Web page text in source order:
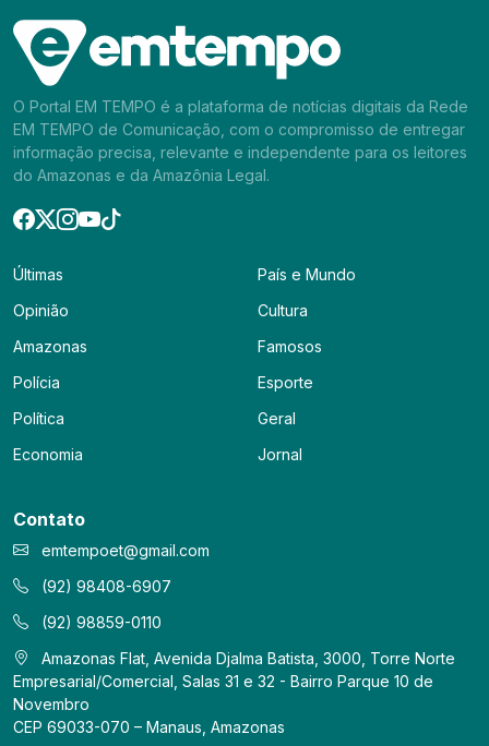
O Portal EM TEMPO é a plataforma de notícias digitais da Rede
EM TEMPO de Comunicação, com o compromisso de entregar
informação precisa, relevante e independente para os leitores
do Amazonas e da Amazônia Legal.
Últimas
Opinião
Amazonas
Polícia
Política
Economia
País e Mundo
Cultura
Famosos
Esporte
Geral
Jornal
Contato
emtempoet@gmail.com
(92) 98408-6907
(92) 98859-0110
Amazonas Flat, Avenida Djalma Batista, 3000, Torre Norte
Empresarial/Comercial, Salas 31 e 32 - Bairro Parque 10 de
Novembro
CEP 69033-070 – Manaus, Amazonas